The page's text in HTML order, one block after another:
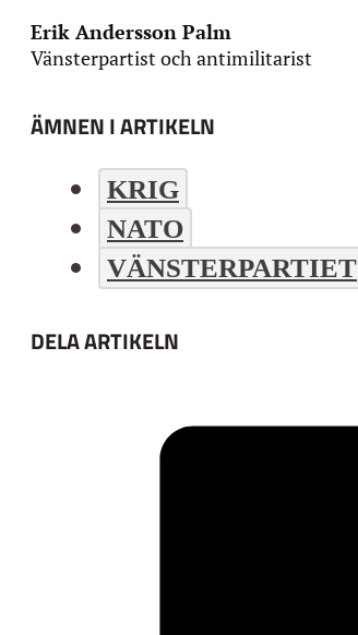
Erik Andersson Palm
Vänsterpartist och antimilitarist
ÄMNEN I ARTIKELN
KRIG
NATO
VÄNSTERPARTIET
DELA ARTIKELN